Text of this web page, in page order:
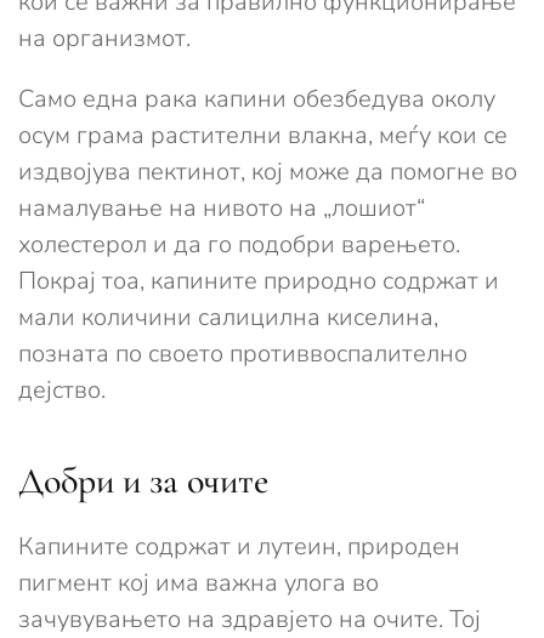
на организмот.
Само една рака капини обезбедува околу
осум грама растителни влакна, меѓу кои се
издвојува пектинот, кој може да помогне во
намалување на нивото на „лошиот“
холестерол и да го подобри варењето.
Покрај тоа, капините природно содржат и
мали количини салицилна киселина,
позната по своето противвоспалително
дејство.
Добри и за очите
Капините содржат и лутеин, природен
пигмент кој има важна улога во
зачувувањето на здравјето на очите. Тој